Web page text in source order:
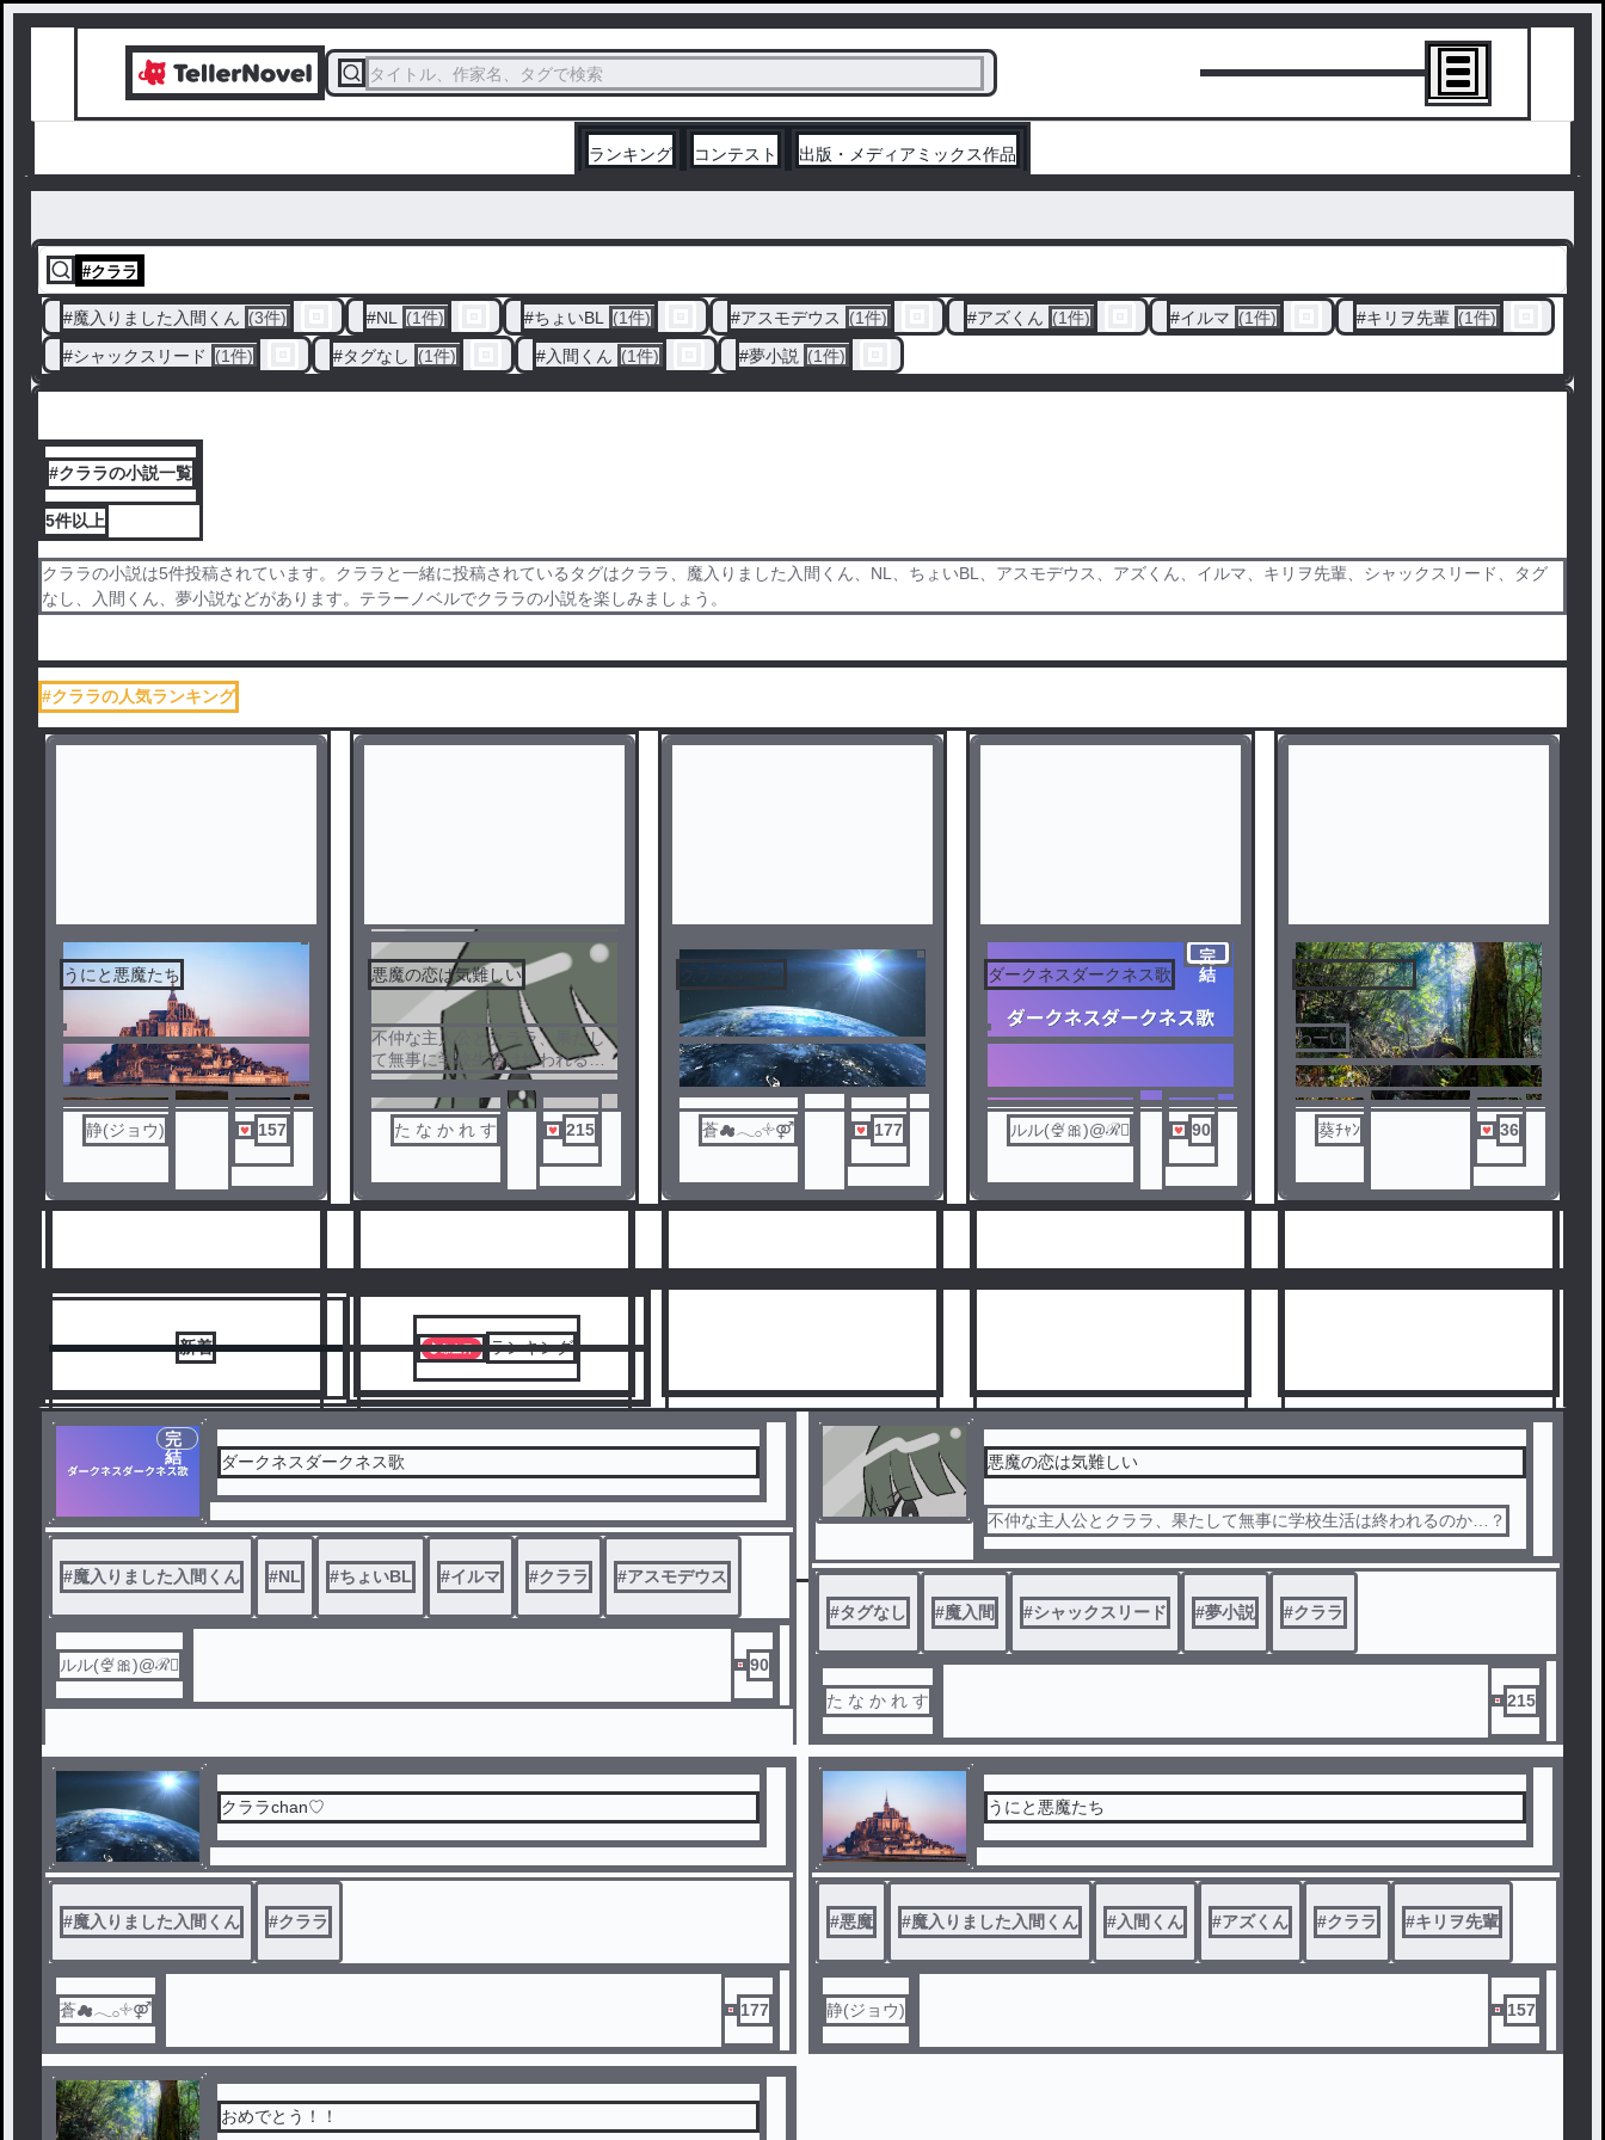
タイトル、作家名、タグで検索
ランキング コンテスト 出版・メディアミックス作品
#クララ
#魔入りました入間くん (3件) #NL (1件) #ちょいBL (1件) #アスモデウス (1件) #アズくん (1件) #イルマ (1件) #キリヲ先輩 (1件)
#シャックスリード (1件) #タグなし (1件) #入間くん (1件) #夢小説 (1件)
#クララの小説一覧
5件以上
クララの小説は5件投稿されています。クララと一緒に投稿されているタグはクララ、魔入りました入間くん、NL、ちょいBL、アスモデウス、アズくん、イルマ、キリヲ先輩、シャックスリード、タグ
なし、入間くん、夢小説などがあります。テラーノベルでクララの小説を楽しみましょう。
#クララの人気ランキング
うにと悪魔たち
静(ジョウ) 157
1
悪魔の恋は気難しい
不仲な主人公とクララ、果たし
て無事に学校生活は終われるの
か…？
た な か れ す 215
2
クララchan♡
蒼︎︎︎︎☁︎︎𓂃𓂂𓇬⚤ 177
3
完
結
ダークネスダークネス歌
ルル(🍨🎀)@ℛ⃛ 90
4
おめでとう！！
わーい
葵ﾁｬﾝ 36
5
新着 ランキング
完
結
ダークネスダークネス歌
#魔入りました入間くん #NL #ちょいBL #イルマ #クララ #アスモデウス
ルル(🍨🎀)@ℛ⃛ 90
悪魔の恋は気難しい
不仲な主人公とクララ、果たして無事に学校生活は終われるのか…？
#タグなし #魔入間 #シャックスリード #夢小説 #クララ
た な か れ す 215
クララchan♡
#魔入りました入間くん #クララ
蒼︎︎︎︎☁︎︎𓂃𓂂𓇬⚤ 177
うにと悪魔たち
#悪魔 #魔入りました入間くん #入間くん #アズくん #クララ #キリヲ先輩
静(ジョウ) 157
おめでとう！！